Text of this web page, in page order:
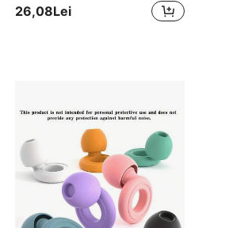
26,08Lei